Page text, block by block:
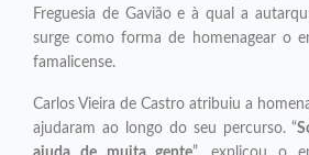
Freguesia de Gavião e à qual a
surge como forma de homenagear o
famalicense.
Carlos Vieira de Castro atribuiu a
ajudaram ao longo do seu percurso. “